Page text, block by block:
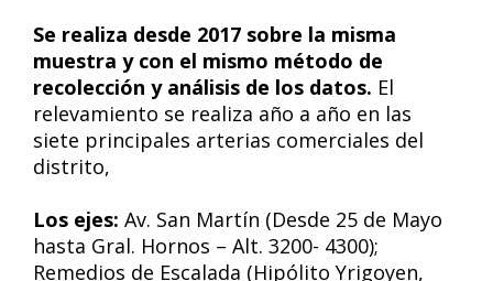
Se realiza desde 2017 sobre la misma
muestra y con el mismo método de
recolección y análisis de los datos. El
relevamiento se realiza año a año en las
siete principales arterias comerciales del
distrito,
Los ejes: Av. San Martín (Desde 25 de Mayo
hasta Gral. Hornos – Alt. 3200- 4300);
Remedios de Escalada (Hipólito Yrigoyen,